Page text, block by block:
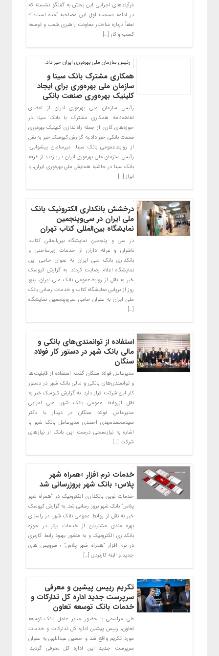
فرآیندهای اجرایی این بخش به گفتگو نشسته که
در ادامه قسمت اول این مصاحبه آمده است؛ ۱-
لطفاً درباره ساختار معاونت راهبری شعب و توسعه
کسب و کار […]
رئیس سازمان ملی بهره‌وری ایران خبر داد:
همکاری مشترک بانک سینا و
سازمان ملی بهره‌وری برای ایجاد
کلینیک بهره‌وری صنعت بانکی
رئیس سازمان ملی بهره‌وری ایران از امضای
تفاهم‌نامه‌ همکاری مشترک با بانک سینا در
حوزه‌های کاری از جمله راه‌اندازی کلینیک بهره‌وری
صنعت بانکی خبر داد.به گزارش کیوسک خبر به نقل
از روابط‌عمومی بانک سینا، میرسامان پیشوایی،
رئیس سازمان ملی بهره‌وری ایران در بازدید از غرفه
بانک سینا در حاشیه همایش ملی بهره‌وری ایران، با
ابراز […]
درخشش بانکداری الکترونیک بانک
ملی ایران در سی‌وپنجمین
نمایشگاه بین‌المللی کتاب تهران
در سی و پنجمین نمایشگاه بین‌المللی کتاب،
ناشران و غرفه داران از خدمات زیرساختی و
بانکداری بانک ملی ایران به عنوان حامی این
نمایشگاه اعلام رضایت کردند. به گزارش کیوسک
خبر به نقل از روابط‌عمومی بانک ملی ایران، پنج
روز از برپایی نمایشگاه کتاب و خدمات رسانی بانک
ملی ایران به عنوان حامی سی‌وپنجمین نمایشگاه
[…]
استفاده از توانمندی‌های بانکی و
مالی بانک شهر در دستور کار فولاد
سنگان
مدیرعامل فولاد سنگان گفت: استفاده از قابلیت‌ها
و توانمندی‌های بانکی و مالی بانک شهر در دستور
کار این شرکت قرار دارد. به گزارش کیوسک خبر به
نقل ازروابط عمومی بانک شهر، علی امرایی
مدیرعامل فولاد سنگان در دیدار با دکتر
سیدمحمدمهدی احمدی مدیرعامل بانک شهر با
اشاره به نیازسنجی درست این بانک از نیازهای
شرکت […]
خدمات نرم افزار «همراه شهر
پلاس» بانک شهر بروزرسانی شد
خدمات نوین بانکداری الکترونیک در “همراه شهر
پلاس” بانک شهر بروز رسانی شد. به گزارش کیوسک
خبر به نقل از روابط عمومی بانک شهر، در راستای
بهره مندی مشتریان از خدمات برتر در حوزه
بانکداری الکترونیک و به منظور بهبود رابط کاربری
در نرم افزار “همراه شهر پلاس” ؛ سرویس های
جدید و البته کاربردی […]
تکریم رییس پیشین و معرفی
سرپرست جدید اداره کل تدارکات و
خدمات بانک توسعه تعاون
طی مراسمی با حضور مدیر عامل بانک توسعه
تعاون، رییس پیشین اداره کل تدارکات و خدمات
مورد تکریم واقع شد و حسین عبداللهی به عنوان
سرپرست جدید این اداره کل معرفی گردید.